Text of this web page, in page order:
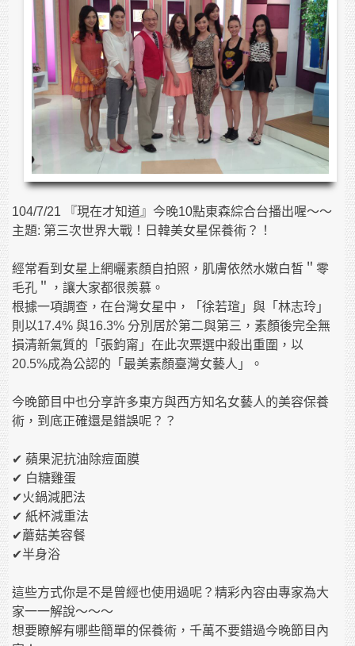
104/7/21 『現在才知道』今晚10點東森綜合台播出喔～～
主題: 第三次世界大戰！日韓美女星保養術？！
經常看到女星上網曬素顏自拍照，肌膚依然水嫩白皙＂零
毛孔＂，讓大家都很羨慕。
根據一項調查，在台灣女星中，「徐若瑄」與「林志玲」
則以17.4% 與16.3% 分別居於第二與第三，素顏後完全無
損清新氣質的「張鈞甯」在此次票選中殺出重圍，以
20.5%成為公認的「最美素顏臺灣女藝人」。
今晚節目中也分享許多東方與西方知名女藝人的美容保養
術，到底正確還是錯誤呢？？
✔ 蘋果泥抗油除痘面膜
✔ 白糖雞蛋
✔火鍋減肥法
✔ 紙杯減重法
✔蘑菇美容餐
✔半身浴
這些方式你是不是曾經也使用過呢？精彩內容由專家為大
家一一解說～～～
想要瞭解有哪些簡單的保養術，千萬不要錯過今晚節目內